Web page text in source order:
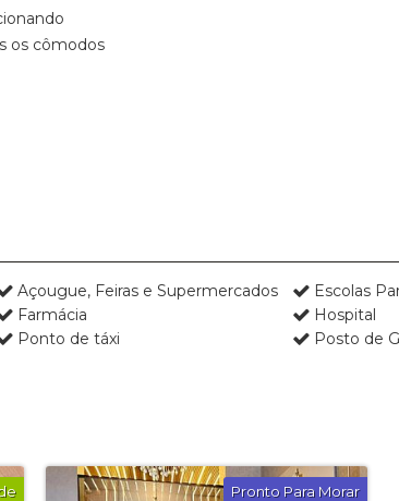
os cômodos
Açougue, Feiras e Supermercados
Escolas
Farmácia
Hospital
Ponto de táxi
Posto de
Pronto Para Morar